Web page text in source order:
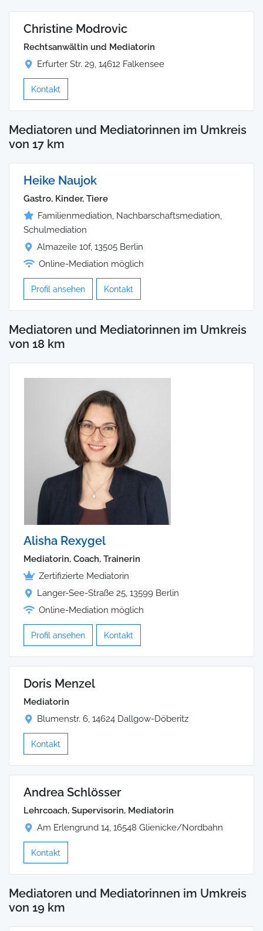
Christine Modrovic
Rechtsanwältin und Mediatorin
Erfurter Str. 29, 14612 Falkensee
Kontakt
Mediatoren und Mediatorinnen im Umkreis
von 17 km
Heike Naujok
Gastro, Kinder, Tiere
Familienmediation, Nachbarschaftsmediation,
Schulmediation
Almazeile 10f, 13505 Berlin
Online-Mediation möglich
Profil ansehen Kontakt
Mediatoren und Mediatorinnen im Umkreis
von 18 km
Alisha Rexygel
Mediatorin, Coach, Trainerin
Zertifizierte Mediatorin
Langer-See-Straße 25, 13599 Berlin
Online-Mediation möglich
Profil ansehen Kontakt
Doris Menzel
Mediatorin
Blumenstr. 6, 14624 Dallgow-Döberitz
Kontakt
Andrea Schlösser
Lehrcoach, Supervisorin, Mediatorin
Am Erlengrund 14, 16548 Glienicke/Nordbahn
Kontakt
Mediatoren und Mediatorinnen im Umkreis
von 19 km